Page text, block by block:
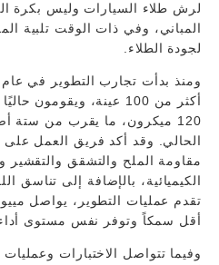
لرش طلاء السيارات وليس بكرة
المباني، وفي ذات الوقت تلبية
لجودة الطلاء.
أكثر من 100 عينة،
120 ميكرون، ما يقرب من
الحالي. وقد أكد فريق العمل على
مقاومة الملح والتشقق والتقشير
الكيميائية، بالإضافة إلى تناسق
تقدم عمليات التطوير، يواصل
أقل سمكاً وتوفر نفس مستوى أداء
وفيما تتواصل الاختبارات